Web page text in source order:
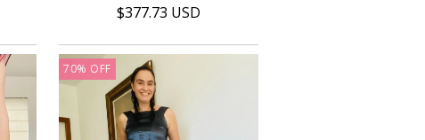
$377.73 USD
70% OFF